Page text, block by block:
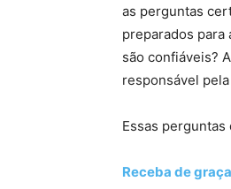
as perguntas
preparados para
são confiáveis?
responsável
Essas
Receba de